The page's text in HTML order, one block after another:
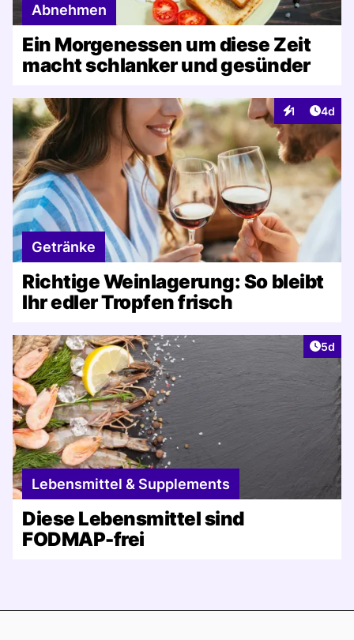
Abnehmen
Ein Morgenessen um diese Zeit
macht schlanker und gesünder
1
Interaktionen
4d
Getränke
Richtige Weinlagerung: So bleibt
Ihr edler Tropfen frisch
5d
Lebensmittel & Supplements
Diese Lebensmittel sind
FODMAP-frei